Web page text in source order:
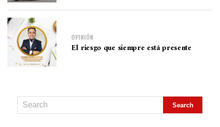
OPINIÓN
El riesgo que siempre está presente